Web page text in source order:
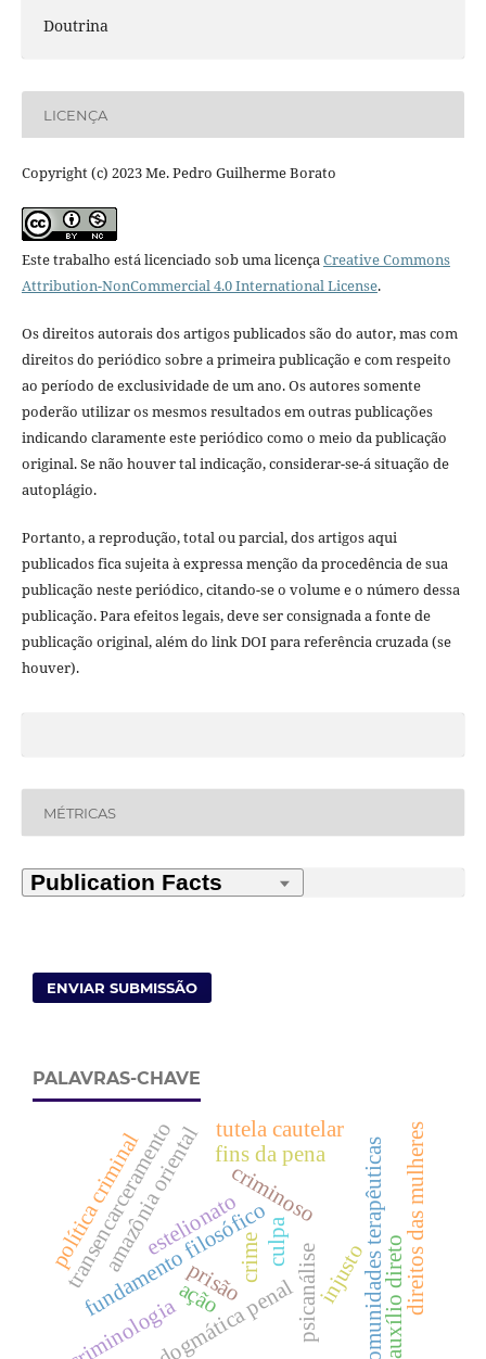
Doutrina
LICENÇA
Copyright (c) 2023 Me. Pedro Guilherme Borato
Este trabalho está licenciado sob uma licençaCreative Commons
Attribution-NonCommercial 4.0 International License.
Os direitos autorais dos artigos publicados são do autor, mas com
direitos do periódico sobre a primeira publicação e com respeito
ao período de exclusividade de um ano. Os autores somente
poderão utilizar os mesmos resultados em outras publicações
indicando claramente este periódico como o meio da publicação
original. Se não houver tal indicação, considerar-se-á situação de
autoplágio.
Portanto, a reprodução, total ou parcial, dos artigos aqui
publicados fica sujeita à expressa menção da procedência de sua
publicação neste periódico, citando-se o volume e o número dessa
publicação. Para efeitos legais, deve ser consignada a fonte de
publicação original, além do link DOI para referência cruzada (se
houver).
MÉTRICAS
ENVIAR SUBMISSÃO
PALAVRAS-CHAVE
ação
crime
dogmática penal
fundamento filosófico
criminologia
criminoso
psicanáliseinjusto
culpa
transencarceramento comunidades terapêuticas
amazônia oriental fins da pena
política criminal
auxílio diretodireitos das mulheres
estelionato
prisão
tutela cautelar